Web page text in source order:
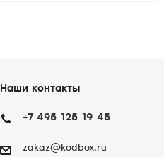
Наши контакты
+7 495-125-19-45
zakaz@kodbox.ru